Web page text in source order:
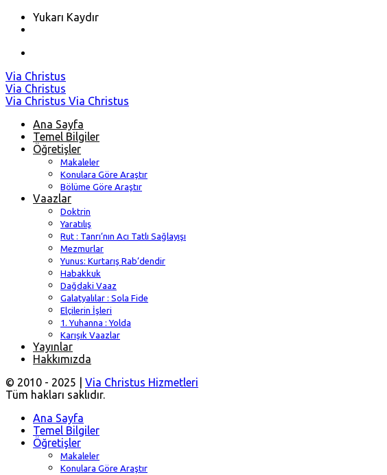
Yukarı Kaydır
Skip
to
content
Via Christus
Via Christus
Via Christus Via Christus
Ana Sayfa
Temel Bilgiler
Öğretişler
Makaleler
Konulara Göre Araştır
Bölüme Göre Araştır
Vaazlar
Doktrin
Yaratılış
Rut : Tanrı’nın Acı Tatlı Sağlayışı
Mezmurlar
Yunus: Kurtarış Rab’dendir
Habakkuk
Dağdaki Vaaz
Galatyalılar : Sola Fide
Elçilerin İşleri
1. Yuhanna : Yolda
Karışık Vaazlar
Yayınlar
Hakkımızda
© 2010 - 2025 | Via Christus Hizmetleri
Tüm hakları saklıdır.
Ana Sayfa
Temel Bilgiler
Öğretişler
Makaleler
Konulara Göre Araştır